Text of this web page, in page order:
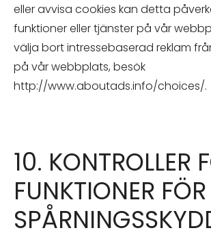
eller avvisa cookies kan detta
funktioner eller tjänster på vår
välja bort intressebaserad reklam
på vår webbplats, besök
http://www.aboutads.info/choices/.
10. KONTROLLER
FUNKTIONER FÖR